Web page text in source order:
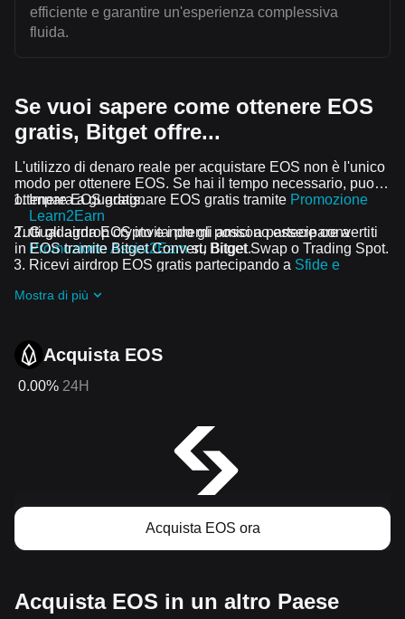
efficiente e garantire un'esperienza complessiva
fluida.
Se vuoi sapere come ottenere EOS
gratis, Bitget offre...
L'utilizzo di denaro reale per acquistare EOS non è l'unico
modo per ottenere EOS. Se hai il tempo necessario, puoi
ottenere EOS gratis.
Impara a guadagnare EOS gratis tramite Promozione
Learn2Earn
Guadagna EOS invitando gli amici a partecipare a
Promozione Assist2Earnsu Bitget.
Ricevi airdrop EOS gratis partecipando a Sfide e
Tutti gli airdrop crypto e i premi possono essere convertiti
in EOS tramite Bitget Convert, Bitget Swap o Trading Spot.
Mostra di più
Acquista EOS
0.00% 24H
Acquista EOS ora
Acquista EOS in un altro Paese